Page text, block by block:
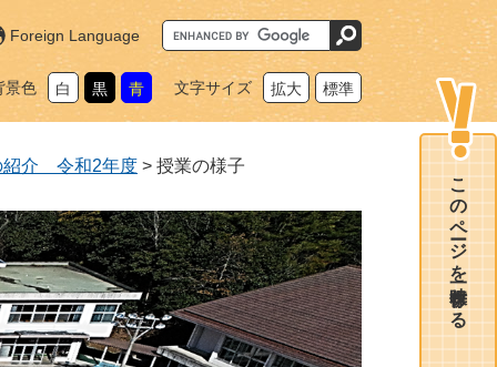
Foreign Language
G
o
o
カ
ム
景色 白 黒 青 文字サイズ 拡大 標準
紹介 令和2年度 > 授業の様子
このページを一時保存する